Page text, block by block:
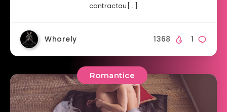
contractau[…]
Whorely 1
1368
Romantice